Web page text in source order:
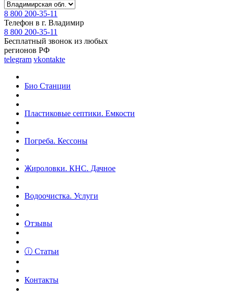
8 800 200-35-11
Телефон в г. Владимир
8 800 200-35-11
Бесплатный звонок из любых
регионов РФ
telegram vkontakte
Био Станции
Пластиковые септики. Емкости
Погреба. Кессоны
Жироловки. КНС. Дачное
Водоочистка. Услуги
Отзывы
ⓘ Статьи
Контакты